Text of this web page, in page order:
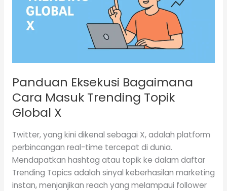
Panduan Eksekusi Bagaimana
Cara Masuk Trending Topik
Global X
Twitter, yang kini dikenal sebagai X, adalah platform
perbincangan real-time tercepat di dunia.
Mendapatkan hashtag atau topik ke dalam daftar
Trending Topics adalah sinyal keberhasilan marketing
instan, menjanjikan reach yang melampaui follower
Topik
Global